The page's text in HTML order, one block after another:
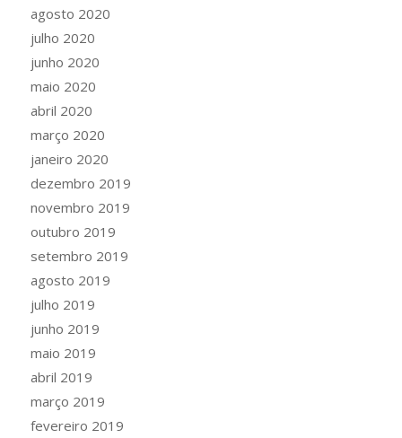
agosto 2020
julho 2020
junho 2020
maio 2020
abril 2020
março 2020
janeiro 2020
dezembro 2019
novembro 2019
outubro 2019
setembro 2019
agosto 2019
julho 2019
junho 2019
maio 2019
abril 2019
março 2019
fevereiro 2019